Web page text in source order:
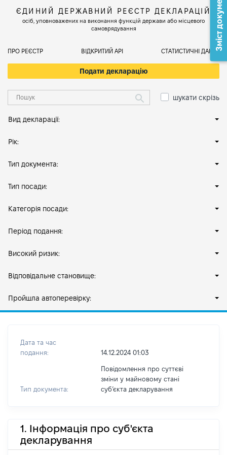
ЄДИНИЙ ДЕРЖАВНИЙ РЕЄСТР ДЕКЛАРАЦІЙ
осіб, уповноважених на виконання функцій держави або місцевого
самоврядування
ПРО РЕЄСТР ВІДКРИТИЙ АРІ СТАТИСТИЧНІ ДАНІ
Подати декларацію
шукати скрізь
Вид декларації:
Рік:
Тип документа:
Тип посади:
Категорія посади:
Період подання:
Високий ризик:
Відповідальне становище:
Пройшла автоперевірку:
Дата та час
подання:
14.12.2024 01:03
Тип документа:
Повідомлення про суттєві
зміни у майновому стані
субʼєкта декларування
1. Інформація про суб'єкта
декларування
Зміст документа